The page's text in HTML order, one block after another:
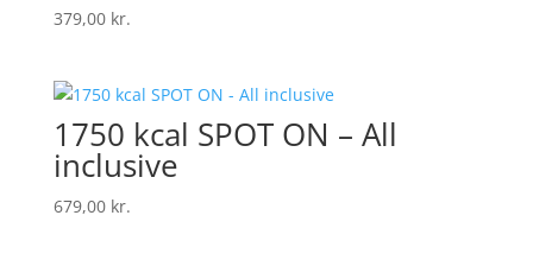
379,00 kr.
1750 kcal SPOT ON – All
inclusive
679,00 kr.